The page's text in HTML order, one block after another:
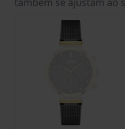
também se ajustam ao